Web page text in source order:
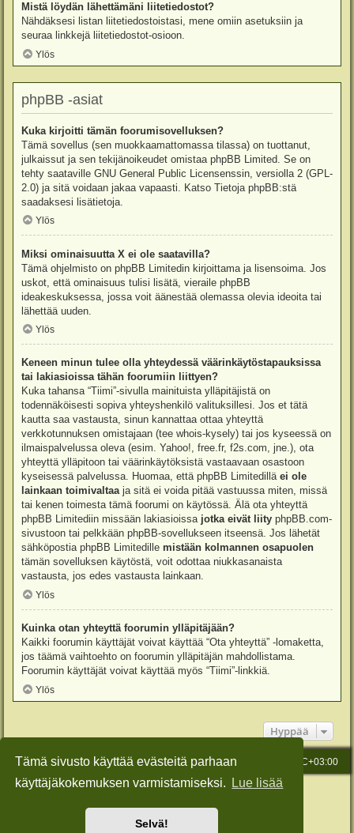
Tämä sivusto käyttää evästeitä parhaan
käyttäjäkokemuksen varmistamiseksi.
Lue lisää
Selvä!
Mistä löydän lähettämäni liitetiedostot?
Nähdäksesi listan liitetiedostoistasi, mene omiin asetuksiin ja
seuraa linkkejä liitetiedostot-osioon.
Ylös
phpBB -asiat
Kuka kirjoitti tämän foorumisovelluksen?
Tämä sovellus (sen muokkaamattomassa tilassa) on tuottanut,
julkaissut ja sen tekijänoikeudet omistaa phpBB Limited . Se on
tehty saataville GNU General Public Licensenssin, versiolla 2 (GPL-
2.0) ja sitä voidaan jakaa vapaasti. Katso Tietoja phpBB:stä
saadaksesi lisätietoja.
Ylös
Miksi ominaisuutta X ei ole saatavilla?
Tämä ohjelmisto on phpBB Limitedin kirjoittama ja lisensoima. Jos
uskot, että ominaisuus tulisi lisätä, vieraile phpBB
ideakeskuksessa , jossa voit äänestää olemassa olevia ideoita tai
lähettää uuden.
Ylös
Keneen minun tulee olla yhteydessä väärinkäytöstapauksissa
tai lakiasioissa tähän foorumiin liittyen?
Kuka tahansa “Tiimi”-sivulla mainituista ylläpitäjistä on
todennäköisesti sopiva yhteyshenkilö valituksillesi. Jos et tätä
kautta saa vastausta, sinun kannattaa ottaa yhteyttä
verkkotunnuksen omistajaan (tee whois-kysely) tai jos kyseessä on
ilmaispalvelussa oleva (esim. Yahoo!, free.fr, f2s.com, jne.), ota
yhteyttä ylläpitoon tai väärinkäytöksistä vastaavaan osastoon
kyseisessä palvelussa. Huomaa, että phpBB Limitedillä ei ole
lainkaan toimivaltaaja sitä ei voida pitää vastuussa miten, missä
tai kenen toimesta tämä foorumi on käytössä. Älä ota yhteyttä
phpBB Limitediin missään lakiasioissa jotka eivät liity phpBB.com-
sivustoon tai pelkkään phpBB-sovellukseen itseensä. Jos lähetät
sähköpostia phpBB Limitedille mistään kolmannen osapuolen
tämän sovelluksen käytöstä, voit odottaa niukkasanaista
vastausta, jos edes vastausta lainkaan.
Ylös
Kuinka otan yhteyttä foorumin ylläpitäjään?
Kaikki foorumin käyttäjät voivat käyttää “Ota yhteyttä” -lomaketta,
jos täämä vaihtoehto on foorumin ylläpitäjän mahdollistama.
Foorumin käyttäjät voivat käyttää myös “Tiimi”-linkkiä.
Ylös
Hyppää
Etusivu Kaikki ajat ovat UTC+03:00
Viesti Ylläpidolle
Keskustelufoorumin ohjelmistophpBB® Forum Software © phpBB Limited